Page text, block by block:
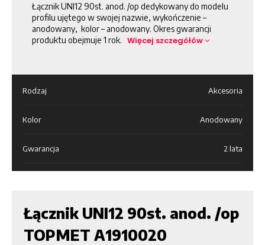
Łącznik UNI12 90st. anod. /op dedykowany do modelu
profilu ujętego w swojej nazwie, wykończenie –
anodowany, kolor – anodowany. Okres gwarancji
produktu obejmuje 1 rok. Więcej szczegółów
Rodzaj Akcesoria
Kolor Anodowany
Gwarancja 2 lata
Łącznik UNI12 90st. anod. /op
TOPMET A1910020